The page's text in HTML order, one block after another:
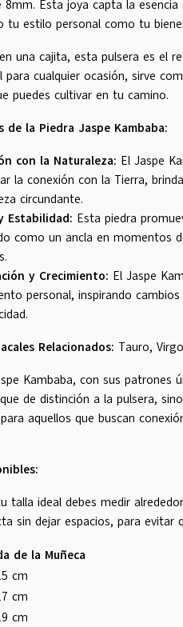
8mm. Esta joya capta la
tu estilo personal como tu
una cajita, esta pulsera es el
para cualquier ocasión, sirve
puedes cultivar en tu camino.
de la Piedra Jaspe Kambaba:
con la Naturaleza: El Jaspe
la conexión con la Tierra,
circundante.
Estabilidad: Esta piedra
como un ancla en momentos
y Crecimiento: El Jaspe
personal, inspirando
Relacionados: Tauro,
Kambaba, con sus patrones
de distinción a la pulsera,
aquellos que buscan
talla ideal debes medir
sin dejar espacios, para evitar
de la Muñeca
cm
cm
cm